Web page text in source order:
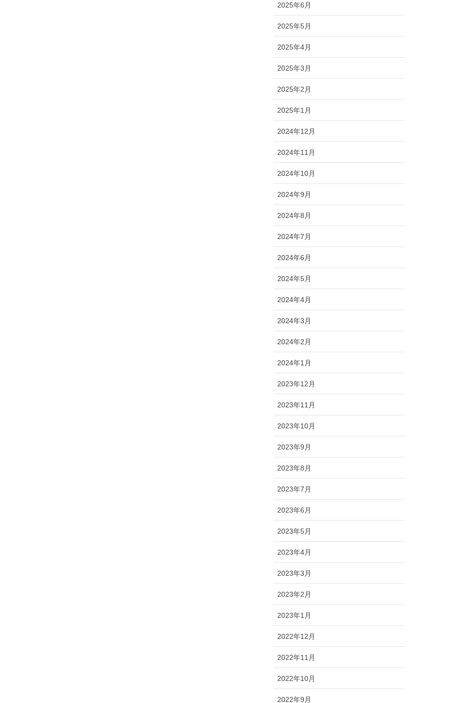
2025年6月
2025年5月
2025年4月
2025年3月
2025年2月
2025年1月
2024年12月
2024年11月
2024年10月
2024年9月
2024年8月
2024年7月
2024年6月
2024年5月
2024年4月
2024年3月
2024年2月
2024年1月
2023年12月
2023年11月
2023年10月
2023年9月
2023年8月
2023年7月
2023年6月
2023年5月
2023年4月
2023年3月
2023年2月
2023年1月
2022年12月
2022年11月
2022年10月
2022年9月